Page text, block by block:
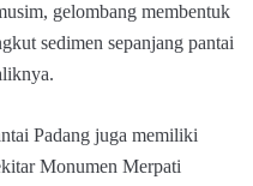
gelombang membentuk
sedimen sepanjang pantai
Padang juga memiliki
Monumen Merpati